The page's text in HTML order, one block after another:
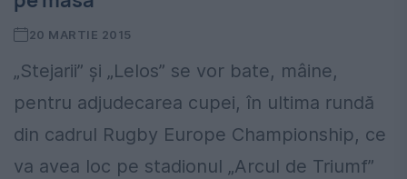
20 MARTIE 2015
„Stejarii” și „Lelos” se vor bate, mâine,
pentru adjudecarea cupei, în ultima rundă
din cadrul Rugby Europe Championship, ce
va avea loc pe stadionul „Arcul de Triumf”